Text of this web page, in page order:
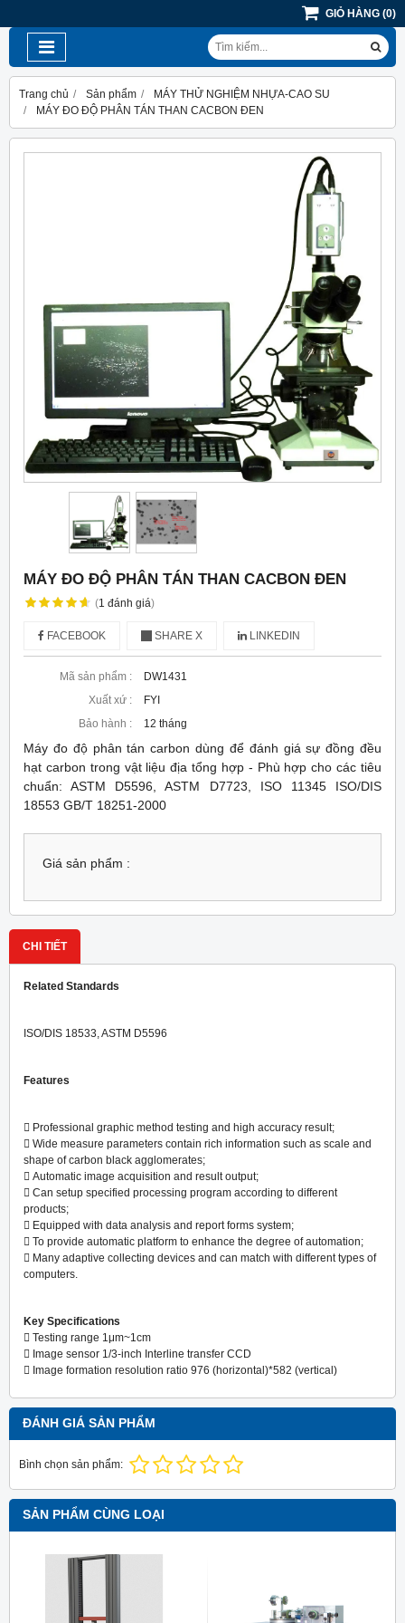
GIỎ HÀNG (0)
Trang chủ Sản phẩm
MÁY THỬ NGHIỆM NHỰA-CAO SU
MÁY ĐO ĐỘ PHÂN TÁN THAN CACBON ĐEN
MÁY ĐO ĐỘ PHÂN TÁN THAN CACBON ĐEN
(1 đánh giá)
FACEBOOK SHARE X LINKEDIN
Mã sản phẩm :
DW1431
Xuất xứ :
FYI
Bảo hành :
12 tháng
Máy đo độ phân tán carbon dùng để đánh giá sự đồng đều
hạt carbon trong vật liệu địa tổng hợp - Phù hợp cho các tiêu
chuẩn: ASTM D5596, ASTM D7723, ISO 11345 ISO/DIS
18553 GB/T 18251-2000
Giá sản phẩm :
CHI TIẾT
Related Standards
ISO/DIS 18533, ASTM D5596
Features
 Professional graphic method testing and high accuracy result;
 Wide measure parameters contain rich information such as scale and
shape of carbon black agglomerates;
 Automatic image acquisition and result output;
 Can setup specified processing program according to different
products;
 Equipped with data analysis and report forms system;
 To provide automatic platform to enhance the degree of automation;
 Many adaptive collecting devices and can match with different types of
computers.
Key Specifications
 Testing range 1μm~1cm
 Image sensor 1/3-inch Interline transfer CCD
 Image formation resolution ratio 976 (horizontal)*582 (vertical)
ĐÁNH GIÁ SẢN PHẨM
Bình chọn sản phẩm:
SẢN PHẨM CÙNG LOẠI